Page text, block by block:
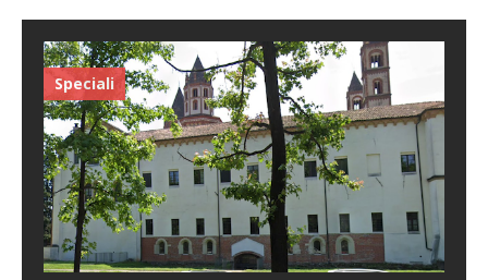
Speciali